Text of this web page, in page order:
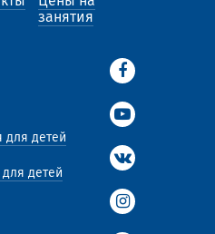
занятия
для детей
детей